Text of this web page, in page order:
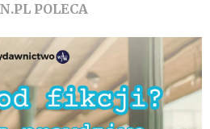
POLECA